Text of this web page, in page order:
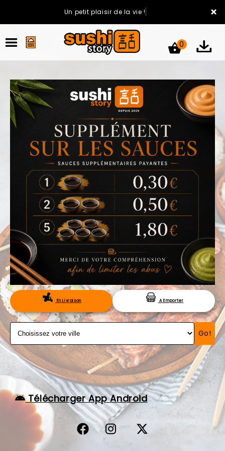
×
Un petit plaisir de la vie !
ACCUEIL
LA CARTE
VOTRE COMPTE
NOTRE RESTAURANT
VOS AVIS
MENTIONS LÉGALES
C.G.V
RÉSERVATION
0
En Livraison A Emporter
Go!
Télécharger App Android